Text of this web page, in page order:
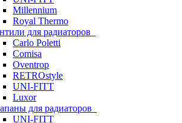
Millennium
Royal Thermo
для радиаторов
Carlo Poletti
Comisa
Oventrop
RETROstyle
UNI-FITT
Luxor
для радиаторов
UNI-FITT